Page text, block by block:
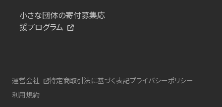
小さな団体の寄付募集応
援プログラム
運営会社 特定商取引法に基づく表記プライバシーポリシー
利用規約